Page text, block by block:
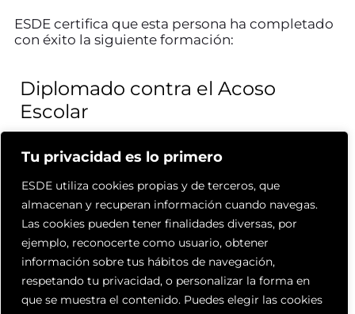
Tu privacidad es lo primero
ESDE utiliza cookies propias y de terceros, que
almacenan y recuperan información cuando navegas.
Las cookies pueden tener finalidades diversas, por
ejemplo, reconocerte como usuario, obtener
información sobre tus hábitos de navegación,
respetando tu privacidad, o personalizar la forma en
que se muestra el contenido. Puedes elegir las cookies
ESDE certifica que esta persona ha completado
con éxito la siguiente formación:
Diplomado contra el Acoso
Escolar
Actualmente ejerce en:
País Vasco
Álava
burmacu09@gmail.com